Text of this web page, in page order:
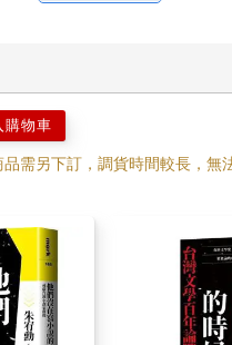
購物車
需另下訂，調貨時間較長，無